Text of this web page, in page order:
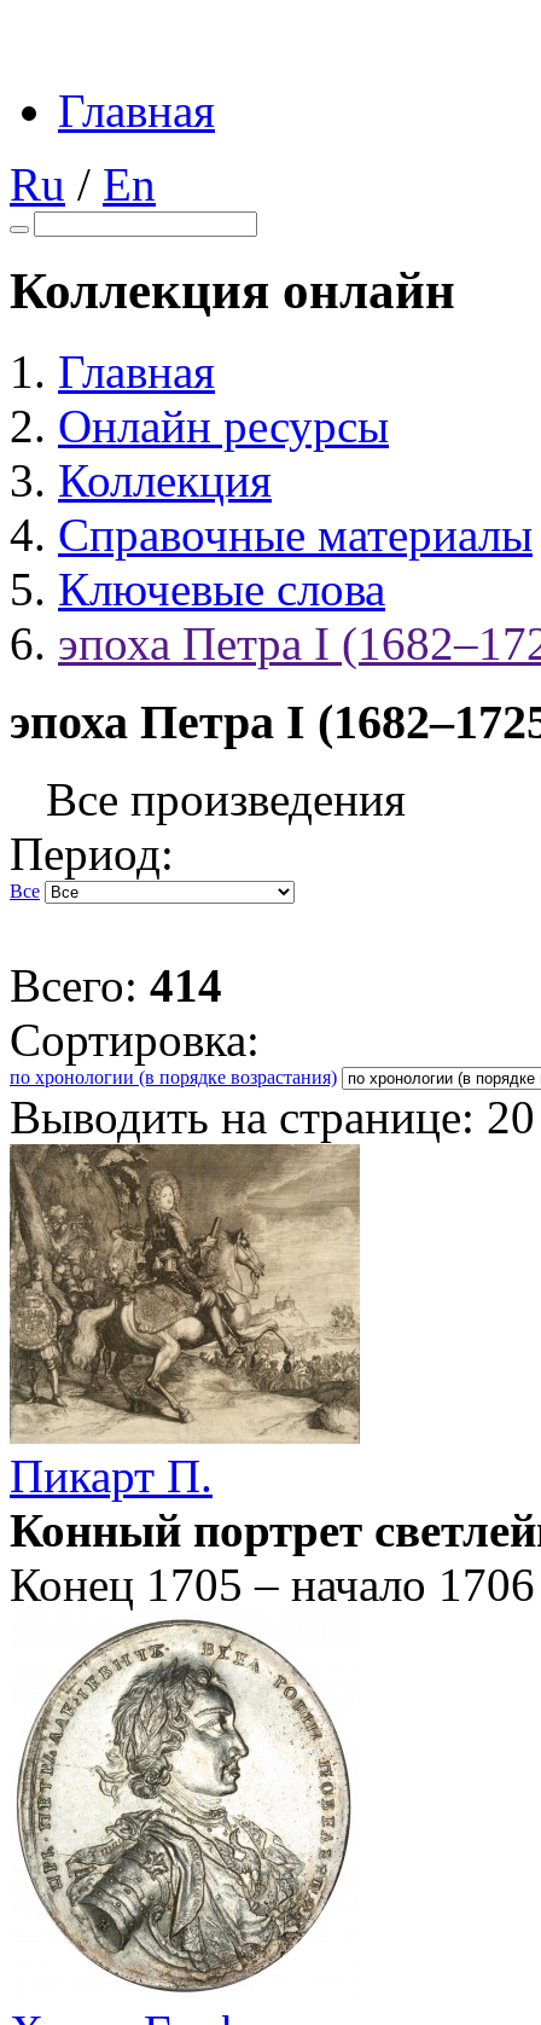
Главная
Ru / En
Коллекция онлайн
Главная
Онлайн ресурсы
Коллекция
Справочные материалы
Ключевые слова
эпоха Петра I
эпоха Петра I
Все произведения
Период:
Все
Всего: 414
Сортировка:
по хронологии (в порядке возрастания)
Выводить на странице: 20
Пикарт П.
Конный портрет
Конец 1705 – начало 1706